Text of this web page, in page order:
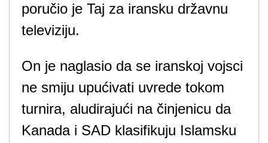
poručio je Taj za iransku državnu
televiziju.
On je naglasio da se iranskoj vojsci
ne smiju upućivati uvrede tokom
turnira, aludirajući na činjenicu da
Kanada i SAD klasifikuju Islamsku